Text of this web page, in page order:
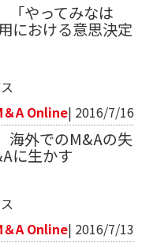
「やってみなは
における意思決定
＆A Online| 2016/7/16
海外でのM&Aの失
に生かす
＆A Online| 2016/7/13